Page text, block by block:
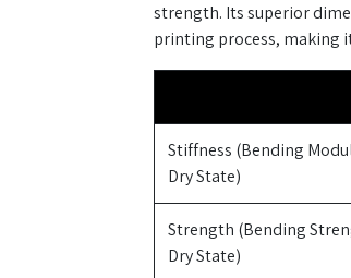
strength. Its superior
printing process, making
Stiffness (Bending
Dry State)
Strength (Bending
Dry State)